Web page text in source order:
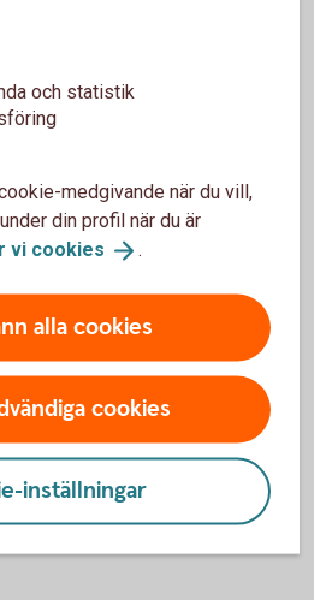
utan att störa kundrelationen.
behöver du först
för Funktioner, prestanda
och statistik
medgivande när du vill,
din profil när du är
vi cookies .
alla cookies
cookies
inställningar